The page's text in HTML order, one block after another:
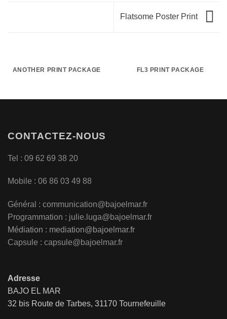
Flatsome Poster Print
ANOTHER PRINT PACKAGE FL3 PRINT PACKAGE
CONTACTEZ-NOUS
Tel : 09 62 69 38 20
Mobile : 06 86 03 49 88
Général : communication@bajoelmar.fr
Programmation : julie.luga@bajoelmar.fr
Médiation : mediation@bajoelmar.fr
Capsule : capsule@bajoelmar.fr
Adresse
BAJO EL MAR
32 bis Route de Tarbes, 31170 Tournefeuille